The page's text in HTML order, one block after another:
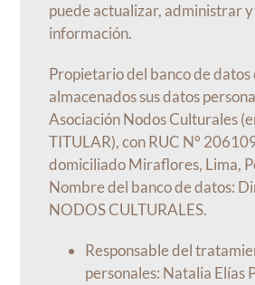
puede actualizar, administrar
información.
Propietario del banco de datos
almacenados sus datos
Asociación Nodos Culturales
TITULAR), con RUC N°
domiciliado Miraflores, Lima,
Nombre del banco de datos:
NODOS CULTURALES.
Responsable del
personales: Natalia Elías